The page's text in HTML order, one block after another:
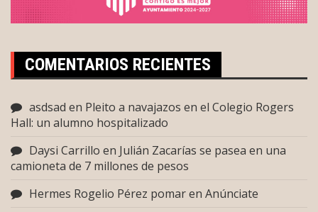
COMENTARIOS RECIENTES
asdsad en Pleito a navajazos en el Colegio Rogers
Hall: un alumno hospitalizado
Daysi Carrillo en Julián Zacarías se pasea en una
camioneta de 7 millones de pesos
Hermes Rogelio Pérez pomaren Anúnciate